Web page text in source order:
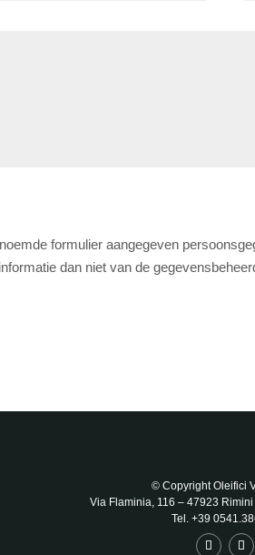
formulier aangegeven
dan niet van de
© Copyright Oleifici
Via Flaminia, 116 – 47923 Rimini
Tel. +39